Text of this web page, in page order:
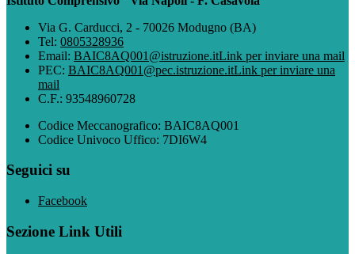
Via G. Carducci, 2 - 70026 Modugno (BA)
Tel: 0805328936
Email: BAIC8AQ001@istruzione.itLink per inviare una mail
PEC: BAIC8AQ001@pec.istruzione.itLink per inviare una
mail
C.F.: 93548960728
Codice Meccanografico: BAIC8AQ001
Codice Univoco Uffico: 7DI6W4
Seguici su
Facebook
Sezione Link Utili